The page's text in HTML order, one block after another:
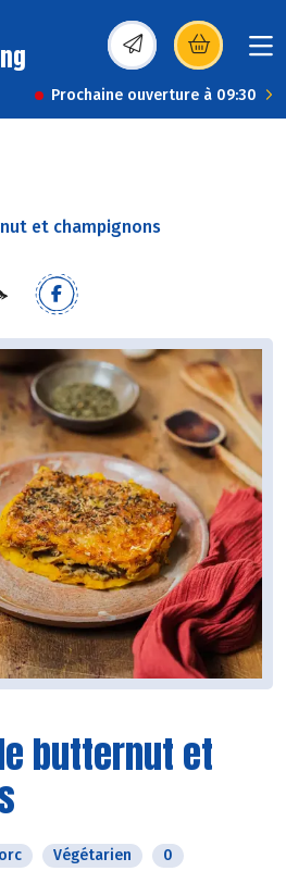
(s’ouvre dans une
Prochaine ouverture à 09:30
et champignons
butternut et
Végétarien 0